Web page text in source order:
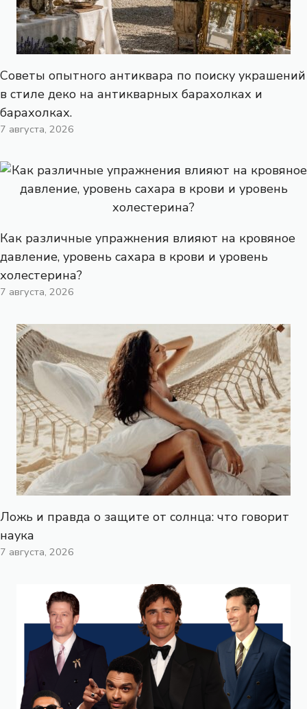
Советы опытного антиквара по поиску украшений
в стиле деко на антикварных барахолках и
барахолках.
7 августа, 2026
Как различные упражнения влияют на кровяное
давление, уровень сахара в крови и уровень
холестерина?
7 августа, 2026
Ложь и правда о защите от солнца: что говорит
наука
7 августа, 2026